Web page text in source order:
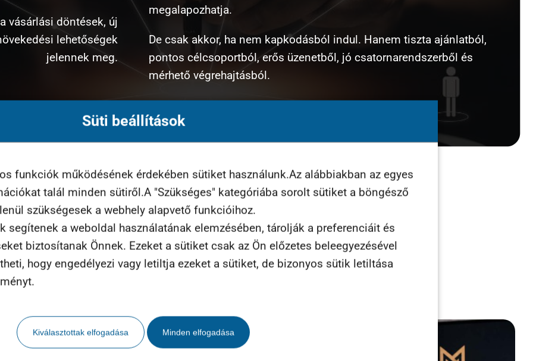
Süti beállítások
funkciók működésének érdekében sütiket használunk.Az alábbiakban az egyes
talál minden sütiről.A "Szükséges" kategóriába sorolt sütiket a böngésző
szükségesek a webhely alapvető funkcióihoz.
segítenek a weboldal használatának elemzésében, tárolják a preferenciáit és
biztosítanak Önnek. Ezeket a sütiket csak az Ön előzetes beleegyezésével
hogy engedélyezi vagy letiltja ezeket a sütiket, de bizonyos sütik letiltása
Kiválasztottak elfogadása Minden elfogadása
vásárlási döntések, új
lehetőségek
jelennek meg.
megalapozhatja.
De csak akkor, ha nem kapkodásból indul. Hanem tiszta ajánlatból,
pontos célcsoportból, erős üzenetből, jó csatornarendszerből és
mérhető végrehajtásból.
beszélünk.
a